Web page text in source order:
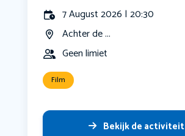
7 August 2026 | 20:30
Achter de ...
Geen limiet
Film
Bekijk de activiteit